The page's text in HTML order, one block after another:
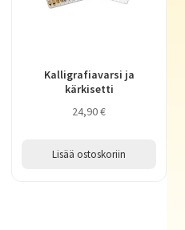
Kalligrafiavarsi ja
kärkisetti
24,90€
Lisää ostoskoriin